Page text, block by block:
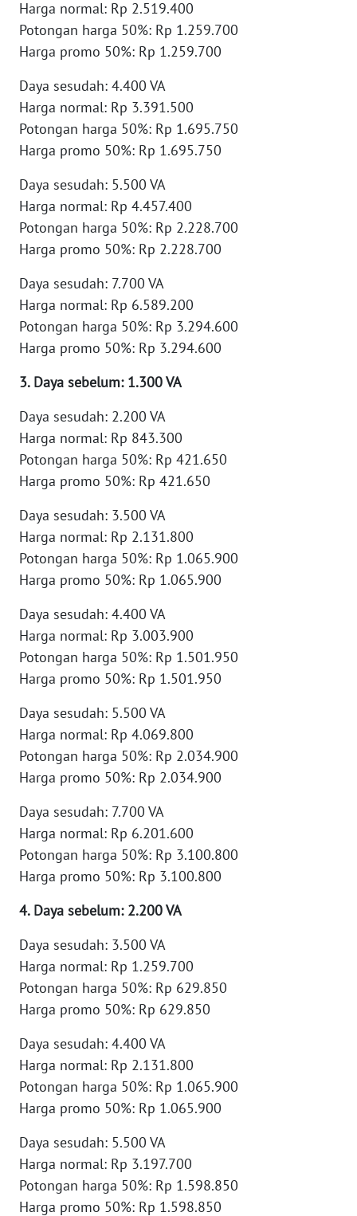
Harga normal: Rp 2.519.400
Potongan harga 50%: Rp 1.259.700
Harga promo 50%: Rp 1.259.700
Daya sesudah: 4.400 VA
Harga normal: Rp 3.391.500
Potongan harga 50%: Rp 1.695.750
Harga promo 50%: Rp 1.695.750
Daya sesudah: 5.500 VA
Harga normal: Rp 4.457.400
Potongan harga 50%: Rp 2.228.700
Harga promo 50%: Rp 2.228.700
Daya sesudah: 7.700 VA
Harga normal: Rp 6.589.200
Potongan harga 50%: Rp 3.294.600
Harga promo 50%: Rp 3.294.600
3. Daya sebelum: 1.300 VA
Daya sesudah: 2.200 VA
Harga normal: Rp 843.300
Potongan harga 50%: Rp 421.650
Harga promo 50%: Rp 421.650
Daya sesudah: 3.500 VA
Harga normal: Rp 2.131.800
Potongan harga 50%: Rp 1.065.900
Harga promo 50%: Rp 1.065.900
Daya sesudah: 4.400 VA
Harga normal: Rp 3.003.900
Potongan harga 50%: Rp 1.501.950
Harga promo 50%: Rp 1.501.950
Daya sesudah: 5.500 VA
Harga normal: Rp 4.069.800
Potongan harga 50%: Rp 2.034.900
Harga promo 50%: Rp 2.034.900
Daya sesudah: 7.700 VA
Harga normal: Rp 6.201.600
Potongan harga 50%: Rp 3.100.800
Harga promo 50%: Rp 3.100.800
4. Daya sebelum: 2.200 VA
Daya sesudah: 3.500 VA
Harga normal: Rp 1.259.700
Potongan harga 50%: Rp 629.850
Harga promo 50%: Rp 629.850
Daya sesudah: 4.400 VA
Harga normal: Rp 2.131.800
Potongan harga 50%: Rp 1.065.900
Harga promo 50%: Rp 1.065.900
Daya sesudah: 5.500 VA
Harga normal: Rp 3.197.700
Potongan harga 50%: Rp 1.598.850
Harga promo 50%: Rp 1.598.850
WN
KALTARA
KALSEL
WN
WN
SULSEL
GORONTALO
WN
SULUT
WN
WN
MALUT
DAIRI
WN
DANAU
WN
NIAS
LANGKAT
WN
TAPANULI
WN
TANJUNG
LESUNG
WN
WN
SIMALUNGUN
LABUHANBATU
WN
TAPANULI
WN DELI
SERDANG